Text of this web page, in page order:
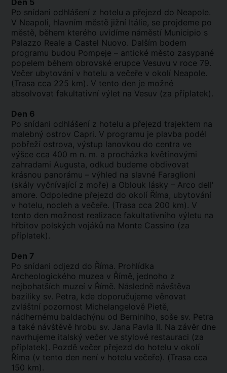
Den 5
Po snídani odhlášení z hotelu a přejezd do Neapole.
V Neapoli, hlavním městě jižní Itálie, se projdeme po
městě, během kterého uvidíme náměstí Municipio s
Palazzo Reale a Castel Nuovo. Dalším bodem
programu budou Pompeje – antické město zasypané
popelem během obrovské erupce Vesuvu v roce 79.
Večer ubytování v hotelu a večeře v okolí Neapole.
(Trasa cca 225 km). V tento den je možné
absolvovat fakultativní výlet na Vesuv (za příplatek).
Den 6
Po snídani odhlášení z hotelu a přejezd trajektem na
malebný ostrov Capri. V programu je plavba podél
pobřeží ostrova, výstup lanovkou do centra ve
výšce cca 400 m n. m. a procházka květinovými
zahradami Augusta, odkud budeme obdivovat
krásnou panorámu – výhled na slavné Faraglioni
(skály vyčnívající z moře) a Oblouk lásky – Arco dell'
amore. Odpoledne přejezd do okolí Říma, ubytování
v hotelu, nocleh a večeře. (Trasa cca 200 km). V
tento den možnost realizace fakultativního výletu na
hřbitov polských vojáků na Monte Cassino (za
příplatek).
Den 7
Po snídani odjezd do Říma. Prohlídka
Archeologického muzea v Římě, jednoho z
nejbohatších muzeí v Římě. Následně návštěva
baziliky sv. Petra, kde doporučujeme věnovat
zvláštní pozornost Michelangelově Pietě,
nádhernému baldachýnu od Berniniho, soše sv. Petra
a také návštěvě hrobu sv. Jana Pavla II. Na závěr dne
navrhujeme italský večer ve stylové restauraci (za
příplatek). Pozdě večer přejezd do hotelu v okolí
Říma (v tento den není v hotelu večeře). (Trasa cca
150 km).